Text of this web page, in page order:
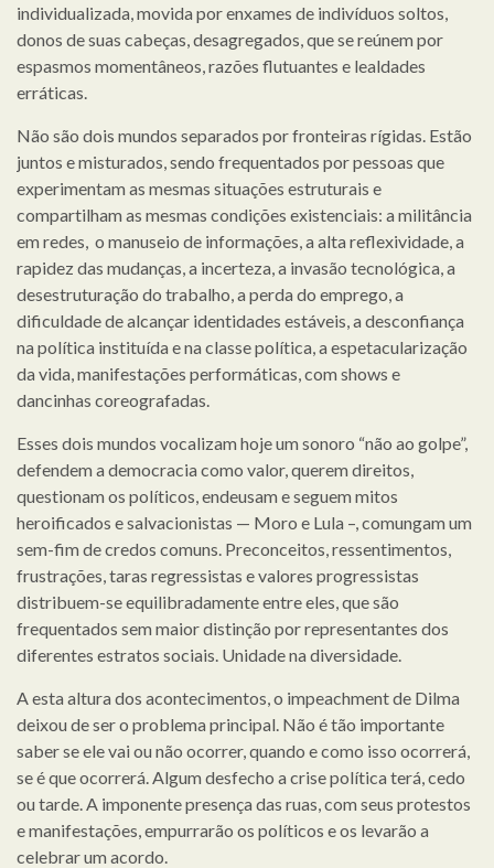
individualizada, movida por enxames de indivíduos soltos,
donos de suas cabeças, desagregados, que se reúnem por
espasmos momentâneos, razões flutuantes e lealdades
erráticas.
Não são dois mundos separados por fronteiras rígidas. Estão
juntos e misturados, sendo frequentados por pessoas que
experimentam as mesmas situações estruturais e
compartilham as mesmas condições existenciais: a militância
em redes, o manuseio de informações, a alta reflexividade, a
rapidez das mudanças, a incerteza, a invasão tecnológica, a
desestruturação do trabalho, a perda do emprego, a
dificuldade de alcançar identidades estáveis, a desconfiança
na política instituída e na classe política, a espetacularização
da vida, manifestações performáticas, com shows e
dancinhas coreografadas.
Esses dois mundos vocalizam hoje um sonoro “não ao golpe”,
defendem a democracia como valor, querem direitos,
questionam os políticos, endeusam e seguem mitos
heroificados e salvacionistas — Moro e Lula –, comungam um
sem-fim de credos comuns. Preconceitos, ressentimentos,
frustrações, taras regressistas e valores progressistas
distribuem-se equilibradamente entre eles, que são
frequentados sem maior distinção por representantes dos
diferentes estratos sociais. Unidade na diversidade.
A esta altura dos acontecimentos, o impeachment de Dilma
deixou de ser o problema principal. Não é tão importante
saber se ele vai ou não ocorrer, quando e como isso ocorrerá,
se é que ocorrerá. Algum desfecho a crise política terá, cedo
ou tarde. A imponente presença das ruas, com seus protestos
e manifestações, empurrarão os políticos e os levarão a
celebrar um acordo.